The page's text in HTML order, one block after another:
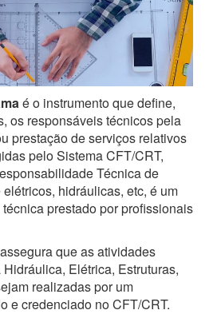
é o instrumento que define,
os responsáveis técnicos pela
prestação de serviços relativos
pelo Sistema CFT/CRT,
Técnica de
hidráulicas, etc, é um
prestado por profissionais
que as atividades
Elétrica, Estruturas,
realizadas por um
e credenciado no CFT/CRT.